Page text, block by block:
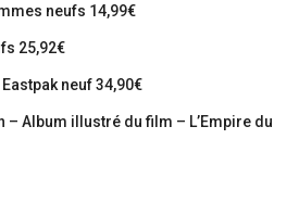
neufs 14,99€
25,92€
neuf 34,90€
Album illustré du film – L’Empire du